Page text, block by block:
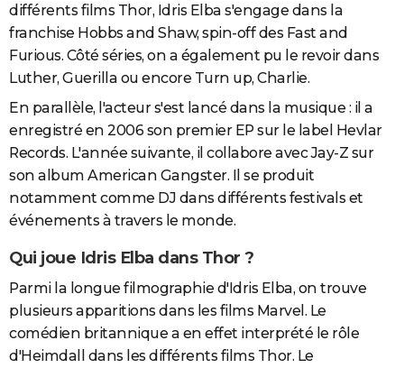
différents films Thor, Idris Elba s'engage dans la
franchise Hobbs and Shaw, spin-off des Fast and
Furious. Côté séries, on a également pu le revoir dans
Luther, Guerilla ou encore Turn up, Charlie.
En parallèle, l'acteur s'est lancé dans la musique : il a
enregistré en 2006 son premier EP sur le label Hevlar
Records. L'année suivante, il collabore avec Jay-Z sur
son album American Gangster. Il se produit
notamment comme DJ dans différents festivals et
événements à travers le monde.
Qui joue Idris Elba dans Thor ?
Parmi la longue filmographie d'Idris Elba, on trouve
plusieurs apparitions dans les films Marvel. Le
comédien britannique a en effet interprété le rôle
d'Heimdall dans les différents films Thor. Le